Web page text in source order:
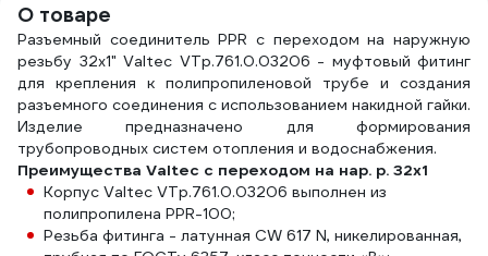
О товаре
Разъемный соединитель PPR с переходом на наружную
резьбу 32х1" Valtec VTp.761.0.03206 - муфтовый фитинг
для крепления к полипропиленовой трубе и создания
разъемного соединения с использованием накидной гайки.
Изделие предназначено для формирования
трубопроводных систем отопления и водоснабжения.
Преимущества Valtec с переходом на нар. р. 32х1
Корпус Valtec VTp.761.0.03206 выполнен из
полипропилена PPR-100;
Резьба фитинга - латунная CW 617 N, никелированная,